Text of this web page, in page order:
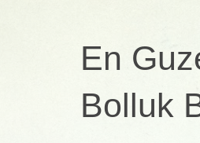
En
Bolluk